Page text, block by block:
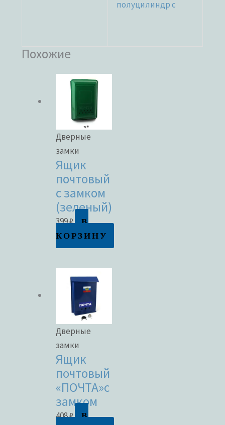
полуцилиндр с
Похожие
Дверные
замки
Ящик
почтовый
с замком
(зеленый)
399₽
В
КОРЗИНУ
Дверные
замки
Ящик
почтовый
«ПОЧТА»с
замком
408₽
В